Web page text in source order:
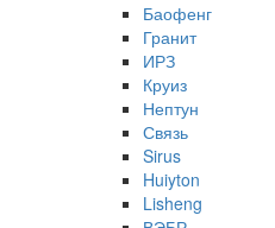
Баофенг
Гранит
ИРЗ
Круиз
Нептун
Связь
Sirus
Huiyton
Lisheng